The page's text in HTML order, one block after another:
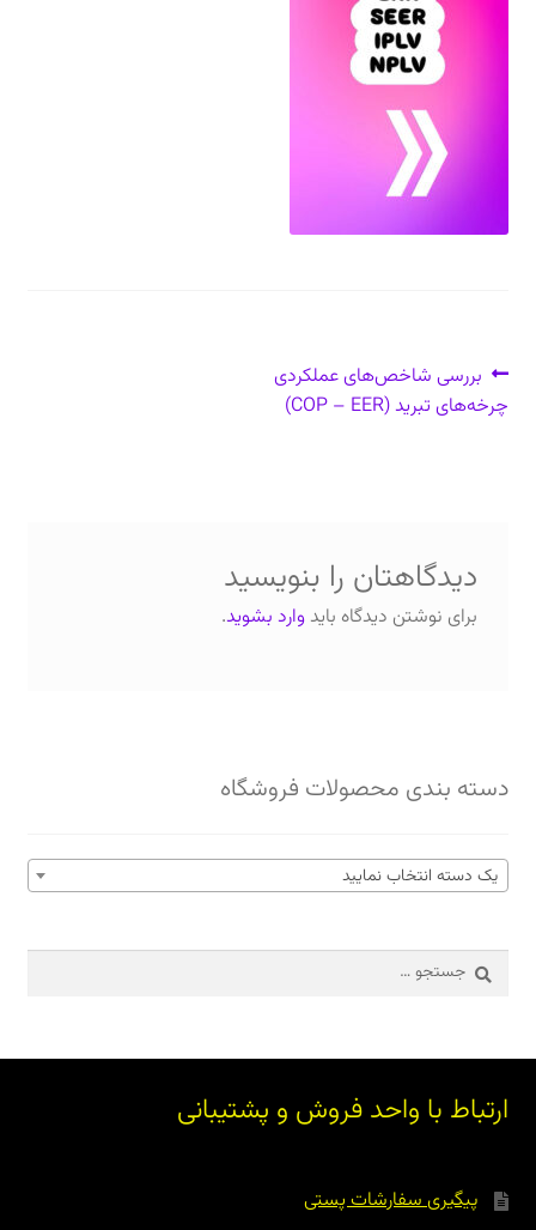
دعوت برای پروژه، تدریس و سخنرانی
ارتباط از طریق پیام‌رسان‌ها: 09373443975
راهبری
نوشته
نوشتهٔ
قبلی:
بررسی شاخص‌های عملکردی
چرخه‌های تبرید (COP – EER)
دیدگاهتان را بنویسید
برای نوشتن دیدگاه باید وارد بشوید.
دسته بندی محصولات فروشگاه
یک دسته انتخاب نمایید
جستجو
برای:
ارتباط با واحد فروش و پشتیبانی
پیگیری سفارشات پستی